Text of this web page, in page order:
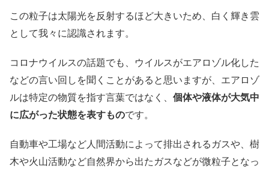
この粒子は太陽光を反射するほど大きいため、白く輝き雲
として我々に認識されます。
コロナウイルスの話題でも、ウイルスがエアロゾル化した
などの言い回しを聞くことがあると思いますが、エアロゾ
ルは特定の物質を指す言葉ではなく、 個体や液体が大気中
に広がった状態を表すものです。
自動車や工場など人間活動によって排出されるガスや、樹
木や火山活動など自然界から出たガスなどが微粒子となっ